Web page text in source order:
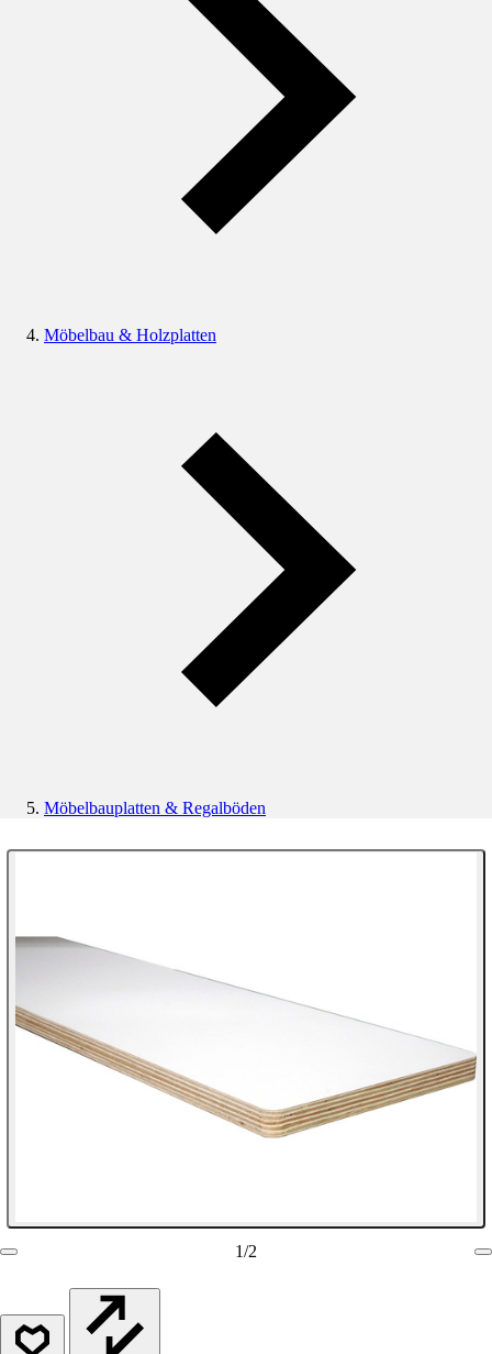
Möbelbau & Holzplatten
Möbelbauplatten & Regalböden
1/2